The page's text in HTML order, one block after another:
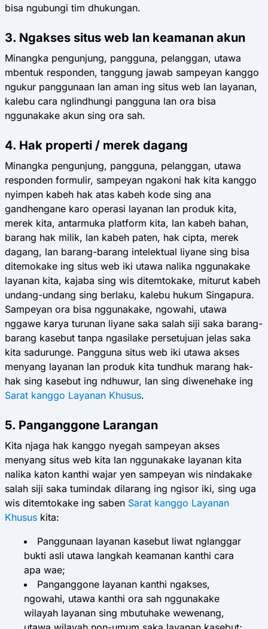
bisa ngubungi tim dhukungan.
3. Ngakses situs web lan keamanan akun
Minangka pengunjung, pangguna, pelanggan, utawa
mbentuk responden, tanggung jawab sampeyan kanggo
ngukur panggunaan lan aman ing situs web lan layanan,
kalebu cara nglindhungi pangguna lan ora bisa
nggunakake akun sing ora sah.
4. Hak properti / merek dagang
Minangka pengunjung, pangguna, pelanggan, utawa
responden formulir, sampeyan ngakoni hak kita kanggo
nyimpen kabeh hak atas kabeh kode sing ana
gandhengane karo operasi layanan lan produk kita,
merek kita, antarmuka platform kita, lan kabeh bahan,
barang hak milik, lan kabeh paten, hak cipta, merek
dagang, lan barang-barang intelektual liyane sing bisa
ditemokake ing situs web iki utawa nalika nggunakake
layanan kita, kajaba sing wis ditemtokake, miturut kabeh
undang-undang sing berlaku, kalebu hukum Singapura.
Sampeyan ora bisa nggunakake, ngowahi, utawa
nggawe karya turunan liyane saka salah siji saka barang-
barang kasebut tanpa ngasilake persetujuan jelas saka
kita sadurunge. Pangguna situs web iki utawa akses
menyang layanan lan produk kita tundhuk marang hak-
hak sing kasebut ing ndhuwur, lan sing diwenehake ing
Sarat kanggo Layanan Khusus.
5. Panganggone Larangan
Kita njaga hak kanggo nyegah sampeyan akses
menyang situs web kita lan nggunakake layanan kita
nalika katon kanthi wajar yen sampeyan wis nindakake
salah siji saka tumindak dilarang ing ngisor iki, sing uga
wis ditemtokake ing saben Sarat kanggo Layanan
Khusus kita:
Panggunaan layanan kasebut liwat nglanggar
bukti asli utawa langkah keamanan kanthi cara
apa wae;
Panganggone layanan kanthi ngakses,
ngowahi, utawa kanthi ora sah nggunakake
wilayah layanan sing mbutuhake wewenang,